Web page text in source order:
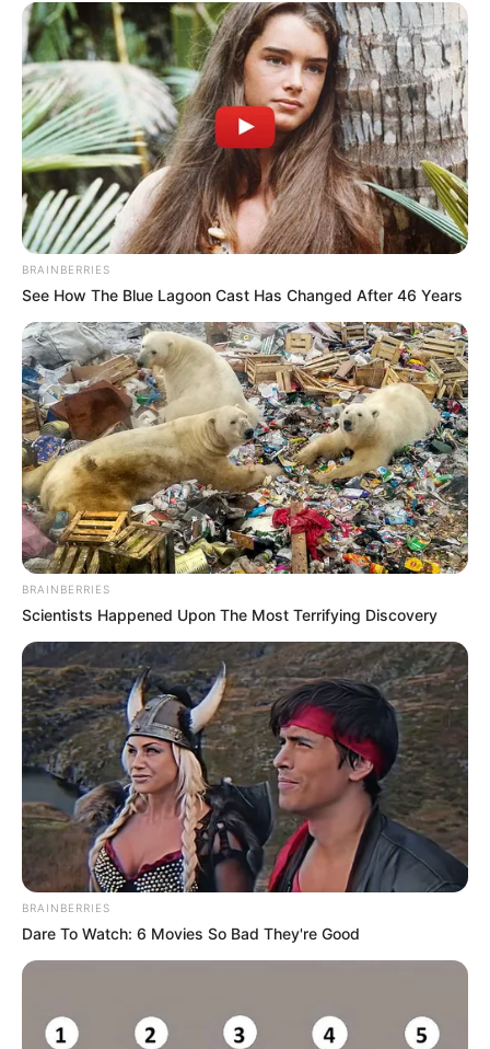
BRAINBERRIES
See How The Blue Lagoon Cast Has Changed After 46 Years
BRAINBERRIES
Scientists Happened Upon The Most Terrifying Discovery
BRAINBERRIES
Dare To Watch: 6 Movies So Bad They're Good